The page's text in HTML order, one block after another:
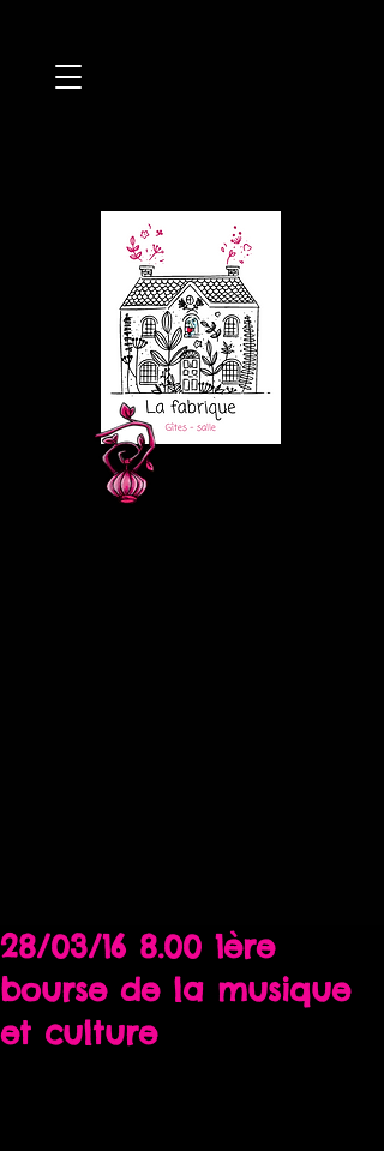
28/03/16 8.00 1ère
bourse de la musique
et culture